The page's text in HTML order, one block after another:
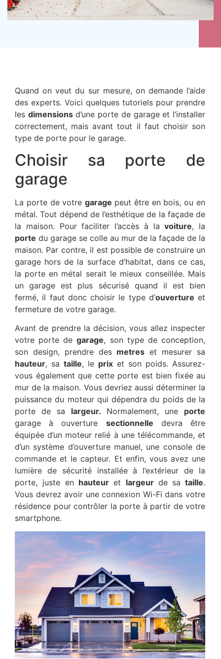
Quand on veut du sur mesure, on demande l’aide
des experts. Voici quelques tutoriels pour prendre
les dimensionsd’une porte de garage et l’installer
correctement, mais avant tout il faut choisir son
type de porte pour le garage.
Choisir sa porte de
garage
La porte de votregarage peut être en bois, ou en
métal. Tout dépend de l’esthétique de la façade de
la maison. Pour faciliter l’accès à lavoiture, la
porte du garage se colle au mur de la façade de la
maison. Par contre, il est possible de construire un
garage hors de la surface d’habitat, dans ce cas,
la porte en métal serait le mieux conseillée. Mais
un garage est plus sécurisé quand il est bien
fermé, il faut donc choisir le type d’ouverture et
fermeture de votre garage.
Avant de prendre la décision, vous allez inspecter
votre porte degarage, son type de conception,
son design, prendre des metres et mesurer sa
hauteur, sa taille, le prix et son poids. Assurez-
vous également que cette porte est bien fixée au
mur de la maison. Vous devriez aussi déterminer la
puissance du moteur qui dépendra du poids de la
porte de sa largeur. Normalement, une porte
garage à ouverture sectionnelle devra être
équipée d’un moteur relié à une télécommande, et
d’un système d’ouverture manuel, une console de
commande et le capteur. Et enfin, vous avez une
lumière de sécurité installée à l’extérieur de la
porte, juste en hauteur et largeur de sa taille.
Vous devrez avoir une connexion Wi-Fi dans votre
résidence pour contrôler la porte à partir de votre
smartphone.